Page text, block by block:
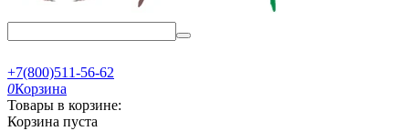
+7(800)511-56-62
0Корзина
Товары в корзине:
Корзина пуста